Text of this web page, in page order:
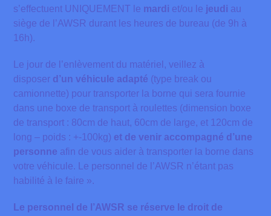
s’effectuent UNIQUEMENT le mardi et/ou le jeudi au
siège de l’AWSR durant les heures de bureau (de 9h à
16h).
Le jour de l’enlèvement du matériel, veillez à
disposer d’un véhicule adapté (type break ou
camionnette) pour transporter la borne qui sera fournie
dans une boxe de transport à roulettes (dimension boxe
de transport : 80cm de haut, 60cm de large, et 120cm de
long – poids : +-100kg) et de venir accompagné d’une
personne afin de vous aider à transporter la borne dans
votre véhicule. Le personnel de l’AWSR n’étant pas
habilité à le faire ».
Le personnel de l’AWSR se réserve le droit de